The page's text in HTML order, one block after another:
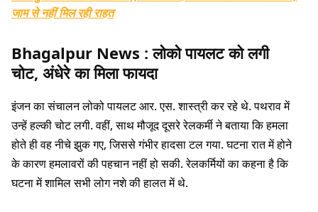
जाम से नहीं मिल रही राहत
Bhagalpur News : लोको पायलट को लगी
चोट, अंधेरे का मिला फायदा
इंजन का संचालन लोको पायलट आर. एस. शास्त्री कर रहे थे. पथराव में
उन्हें हल्की चोट लगी. वहीं, साथ मौजूद दूसरे रेलकर्मी ने बताया कि हमला
होते ही वह नीचे झुक गए, जिससे गंभीर हादसा टल गया. घटना रात में होने
के कारण हमलावरों की पहचान नहीं हो सकी. रेलकर्मियों का कहना है कि
घटना में शामिल सभी लोग नशे की हालत में थे.